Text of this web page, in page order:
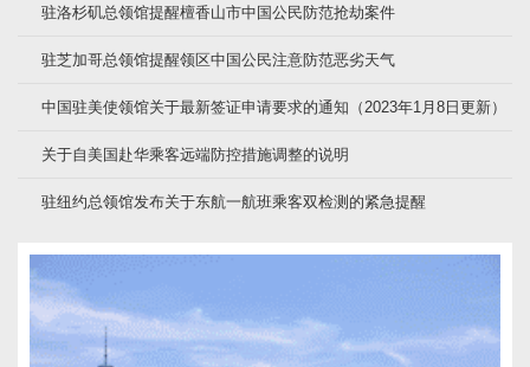
驻洛杉矶总领馆提醒檀香山市中国公民防范抢劫案件
驻芝加哥总领馆提醒领区中国公民注意防范恶劣天气
中国驻美使领馆关于最新签证申请要求的通知（2023年1月8日更新）
关于自美国赴华乘客远端防控措施调整的说明
驻纽约总领馆发布关于东航一航班乘客双检测的紧急提醒